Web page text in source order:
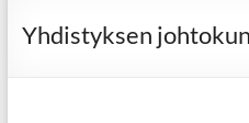
Yhdistyksen